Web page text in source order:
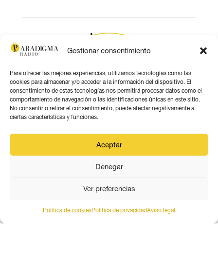
Gestionar consentimiento
Para ofrecer las mejores experiencias, utilizamos tecnologías como las
cookies para almacenar y/o acceder a la información del dispositivo. El
consentimiento de estas tecnologías nos permitirá procesar datos como el
comportamiento de navegación o las identificaciones únicas en este sitio.
No consentir o retirar el consentimiento, puede afectar negativamente a
ciertas características y funciones.
Aceptar
Denegar
Ver preferencias
Política de cookiesPolitica de privacidadAviso legal
PARADIGMA MEDIA ANDALUCÍA
Este obra está bajo unalicencia de Creative Commons